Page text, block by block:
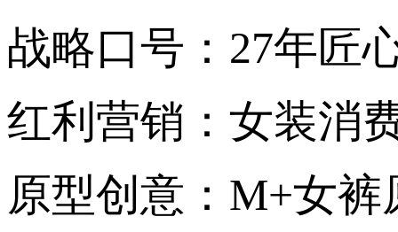
战略口号：27年匠
红利营销：女装消
原型创意：M+女裤